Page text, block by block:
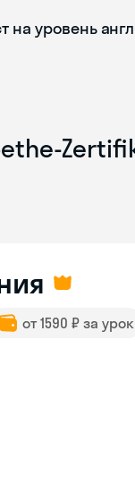
на уровень
от 1590 ₽ за урок